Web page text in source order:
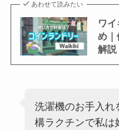
あわせて読みたい
ワ
め｜
解説
洗濯機のお手入れ
構ラクチンで私は